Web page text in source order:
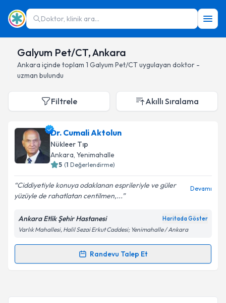
Doktor, klinik ara...
Galyum Pet/CT, Ankara
Ankara içinde toplam 1 Galyum Pet/CTuygulayan doktor -
uzman bulundu
Filtrele Akıllı Sıralama
Dr. Cumali Aktolun
Nükleer Tıp
Ankara, Yenimahalle
5 (1 Değerlendirme)
Ciddiyetiyle konuya odaklanan esprileriyle ve güler
yüzüyle de rahatlatan centilmen,...
Devamı
Ankara Etlik Şehir Hastanesi Haritada Göster
Varlık Mahallesi, Halil Sezai Erkut Caddesi; Yenimahalle / Ankara
Randevu Talep Et
Randevu Takvimi Talebi